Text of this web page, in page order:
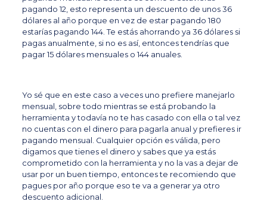
pagando 12, esto representa un descuento de unos 36
dólares al año porque en vez de estar pagando 180
estarías pagando 144. Te estás ahorrando ya 36 dólares si
pagas anualmente, si no es así, entonces tendrías que
pagar 15 dólares mensuales o 144 anuales.
Yo sé que en este caso a veces uno prefiere manejarlo
mensual, sobre todo mientras se está probando la
herramienta y todavía no te has casado con ella o tal vez
no cuentas con el dinero para pagarla anual y prefieres ir
pagando mensual. Cualquier opción es válida, pero
digamos que tienes el dinero y sabes que ya estás
comprometido con la herramienta y no la vas a dejar de
usar por un buen tiempo, entonces te recomiendo que
pagues por año porque eso te va a generar ya otro
descuento adicional.